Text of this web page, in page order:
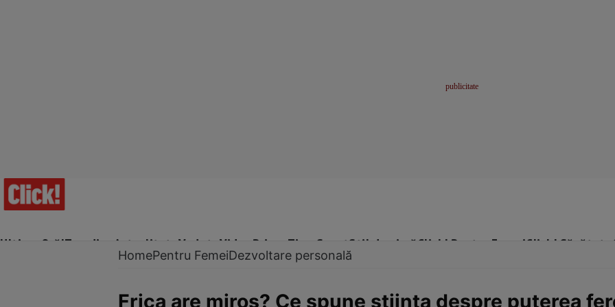
Ultima Oră!Trending Actualitate Vedete Video Prime Time SportStil de viațăClick! Pentru FemeiClick! Sănătate
HomePentru FemeiDezvoltare personală
Frica are miros? Ce spune știința despre puterea